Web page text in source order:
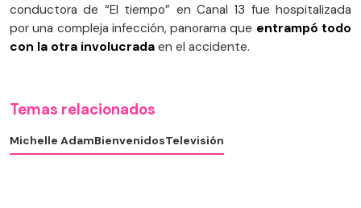
conductora de “El tiempo” en Canal 13 fue hospitalizada
por una compleja infección, panorama que entrampó todo
con la otra involucrada en el accidente.
Temas relacionados
Michelle AdamBienvenidosTelevisión